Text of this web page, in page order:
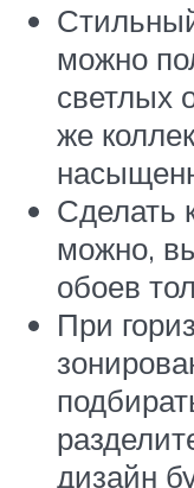
можно
светлых
же
Сделать
можно,
обоев
При
дизайн